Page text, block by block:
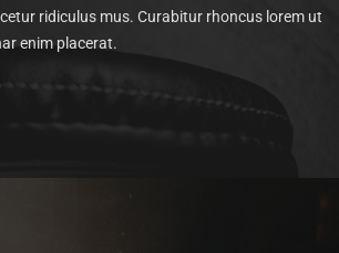
ridiculus mus. Curabitur rhoncus lorem ut
enim placerat.